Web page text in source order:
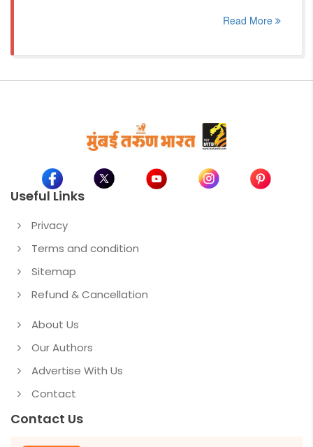
Read More
Useful Links
Privacy
Terms and condition
Sitemap
Refund & Cancellation
About Us
Our Authors
Advertise With Us
Contact
Contact Us